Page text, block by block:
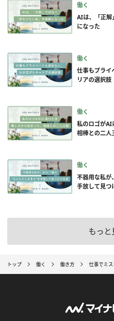
働く
AIは、「正解
になった
働く
仕事もプライ
リアの選択肢
働く
私のロゴがAI
相棒との二人
働く
不器用な私が
手放して見つ
もっと
トップ 働く 働き方 仕事でミ